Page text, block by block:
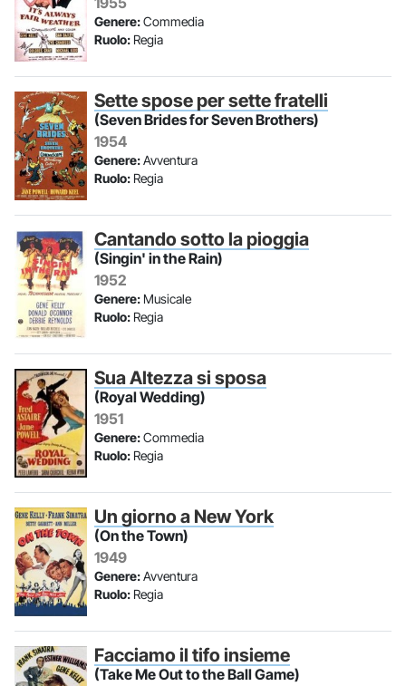
Genere:Commedia
Ruolo: Regia
Sette spose per sette fratelli
(Seven Brides for Seven Brothers)
1954
Genere:Avventura
Ruolo: Regia
Cantando sotto la pioggia
(Singin' in the Rain)
1952
Genere: Musicale
Ruolo: Regia
Sua Altezza si sposa
(Royal Wedding)
1951
Genere:Commedia
Ruolo: Regia
Un giorno a New York
(On the Town)
1949
Genere:Avventura
Ruolo: Regia
Facciamo il tifo insieme
(Take Me Out to the Ball Game)